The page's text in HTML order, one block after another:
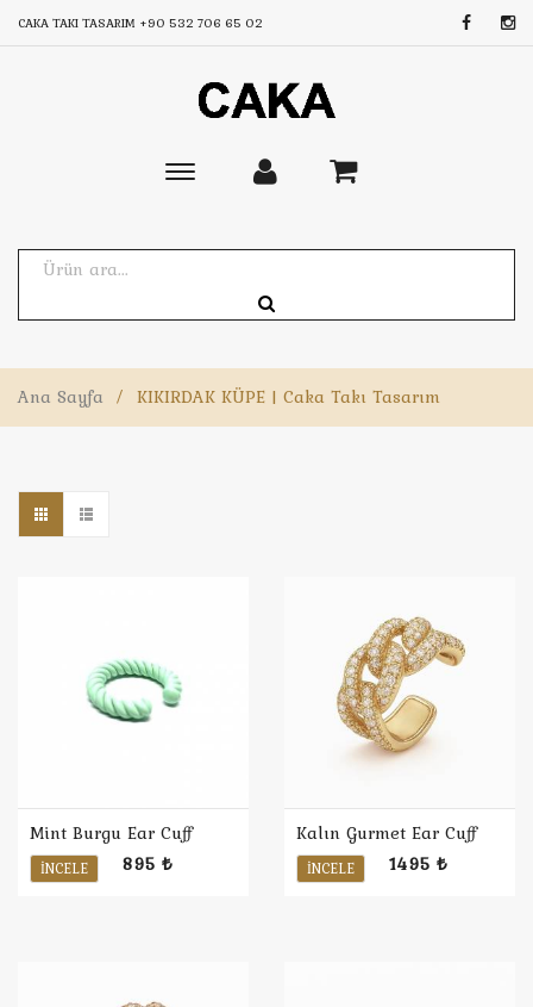
CAKA TAKI TASARIM +90 532 706 65 02
Toggle
Ana Sayfa / KIKIRDAK KÜPE | Caka Takı Tasarım
Mint Burgu Ear Cuff
İNCELE 895 ₺
Kalın Gurmet Ear Cuff
İNCELE 1495 ₺